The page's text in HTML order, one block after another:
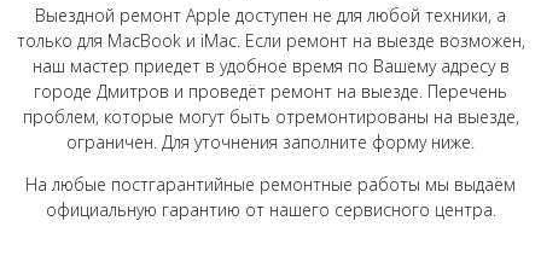
Выездной ремонт Apple доступен не для любой техники, а
только для MacBook и iMac. Если ремонт на выезде возможен,
наш мастер приедет в удобное время по Вашему адресу в
городе Дмитров и проведёт ремонт на выезде. Перечень
проблем, которые могут быть отремонтированы на выезде,
ограничен. Для уточнения заполните форму ниже.
На любые постгарантийные ремонтные работы мы выдаём
официальную гарантию от нашего сервисного центра.